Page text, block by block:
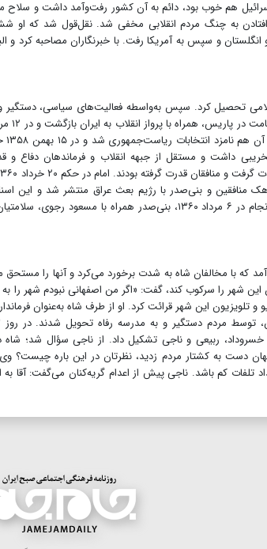
به چنگ مردم انقلابی مخفی شد. نقل‌قول شد که او
و انگلستان و سپس به آمریکا رفت. با خبرنگاران مصاحبه کرد
تحصیل کرد. سپس به‌واسطه فعالیت‌های سیاسی، دستگیر و
در
داشت و مستقل از جبهه انقلاب و فرماندهان دفاع
منافقین و بنی‌صدر با رژیم بعث عراق منتشر شد و این
بنی‌صدر با نیروهای عراقی در ارتباط بوده است. سرانجام در ۶ مرداد ۱۳۶۰،
با مخالفان شاه به شدت برخورد می‌کرد و آنها را مستحق
و تلویزیون این شهر قرائت کرد. او از طرف شاه به‌عنوان
خسروداد، ربیعی و ناجی تشکیل داد. از ناجی سؤال شد؛
دست به کشتار مردم زدید، نظرتان در این باره چیست؟
تلفات کم باشد. ناجی پیش از اعدام گریه‌کنان می‌گفت: آقا به